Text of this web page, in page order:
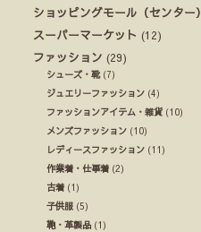
ショッピングモール（センター）
スーパーマーケット (12)
ファッション (29)
シューズ・靴(7)
ジュエリーファッション (4)
ファッションアイテム・雑貨 (10)
メンズファッション (10)
レディースファッション (11)
作業着・仕事着 (2)
古着 (1)
子供服 (5)
鞄・革製品 (1)